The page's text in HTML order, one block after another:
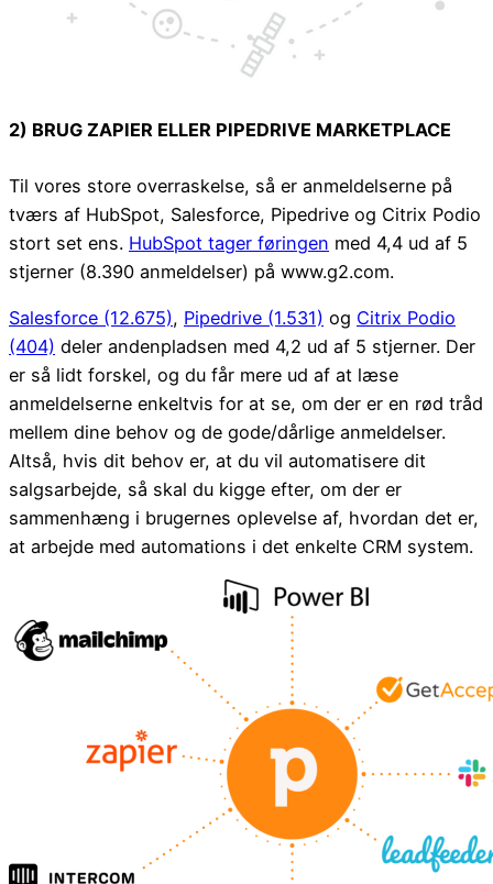
2) BRUG ZAPIER ELLER PIPEDRIVE MARKETPLACE
Til vores store overraskelse, så er anmeldelserne på
tværs af HubSpot, Salesforce, Pipedrive og Citrix Podio
stort set ens. HubSpot tager føringen med 4,4 ud af 5
stjerner (8.390 anmeldelser) på www.g2.com.
Salesforce (12.675), Pipedrive (1.531) og Citrix Podio
(404) deler andenpladsen med 4,2 ud af 5 stjerner. Der
er så lidt forskel, og du får mere ud af at læse
anmeldelserne enkeltvis for at se, om der er en rød tråd
mellem dine behov og de gode/dårlige anmeldelser.
Altså, hvis dit behov er, at du vil automatisere dit
salgsarbejde, så skal du kigge efter, om der er
sammenhæng i brugernes oplevelse af, hvordan det er,
at arbejde med automations i det enkelte CRM system.